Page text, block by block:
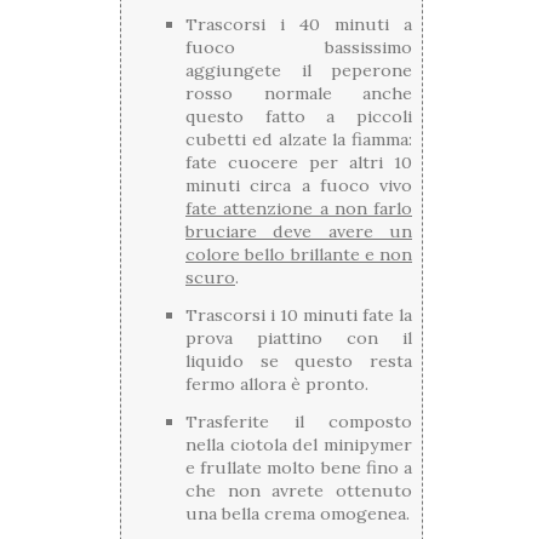
Trascorsi i 40 minuti a
fuoco bassissimo
aggiungete il peperone
rosso normale anche
questo fatto a piccoli
cubetti ed alzate la fiamma:
fate cuocere per altri 10
minuti circa a fuoco vivo
fate attenzione a non farlo
bruciare deve avere un
colore bello brillante e non
scuro.
Trascorsi i 10 minuti fate la
prova piattino con il
liquido se questo resta
fermo allora è pronto.
Trasferite il composto
nella ciotola del minipymer
e frullate molto bene fino a
che non avrete ottenuto
una bella crema omogenea.